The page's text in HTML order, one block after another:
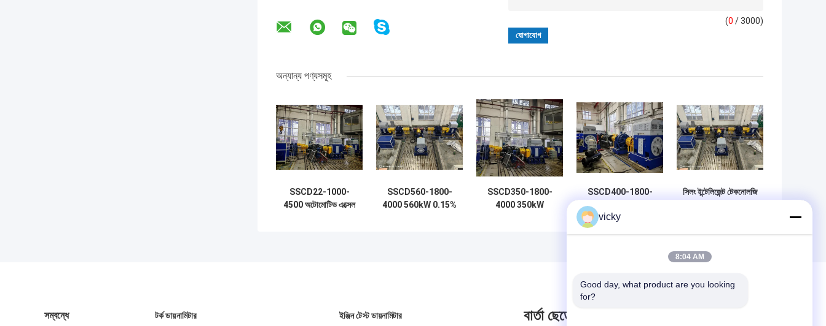
(0 / 3000)
অন্যান্য পণ্যসমূহ
SSCD22-1000-
4500 অটোমোটিভ এক্সেল
SSCD560-1800-
4000 560kW 0.15%
SSCD350-1800-
4000 350kW
SSCD400-1800-
4000 যানবাহন অক্ষ
বৈদ্যুতিক ডায়নামোমিটার
সিলং ইন্টেলিজেন্ট টেকনোলজি
সম্বন্ধে টর্ক ডায়নামিটার ইঞ্জিন টেস্ট ডায়নামিটার বার্তা ছেড়ে
vicky
8:04 AM
Good day, what product are you looking
for?